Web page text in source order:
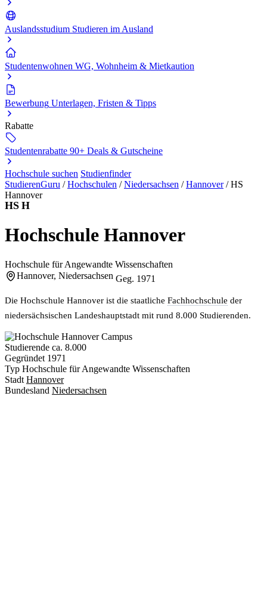
Auslandsstudium Studieren im Ausland
Studentenwohnen WG, Wohnheim & Mietkaution
Bewerbung Unterlagen, Fristen & Tipps
Rabatte
Studentenrabatte 90+ Deals & Gutscheine
Hochschule suchen Studienfinder
StudierenGuru / Hochschulen / Niedersachsen / Hannover /HS
Hannover
HS H
Hochschule Hannover
Hochschule für Angewandte Wissenschaften
Hannover, Niedersachsen Geg. 1971
Die Hochschule Hannover ist die staatliche Fachhochschule der
niedersächsischen Landeshauptstadt mit rund 8.000 Studierenden.
Studierende ca. 8.000
Gegründet 1971
Typ Hochschule für Angewandte Wissenschaften
Stadt Hannover
Bundesland Niedersachsen